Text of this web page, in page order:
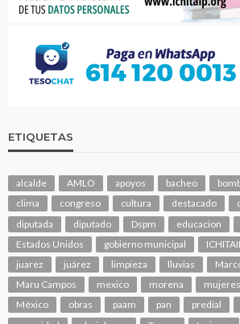
ETIQUETAS
alcalde AMLO apoyos bacheo
clima
congreso cultura destacado
diputada
diputado Dspm educacion
Estados Unidos
gobierno municipal
juarez
juárez limpieza lluvias
Maru Campos
mexico morena mujeres
México
obras paam pan predial